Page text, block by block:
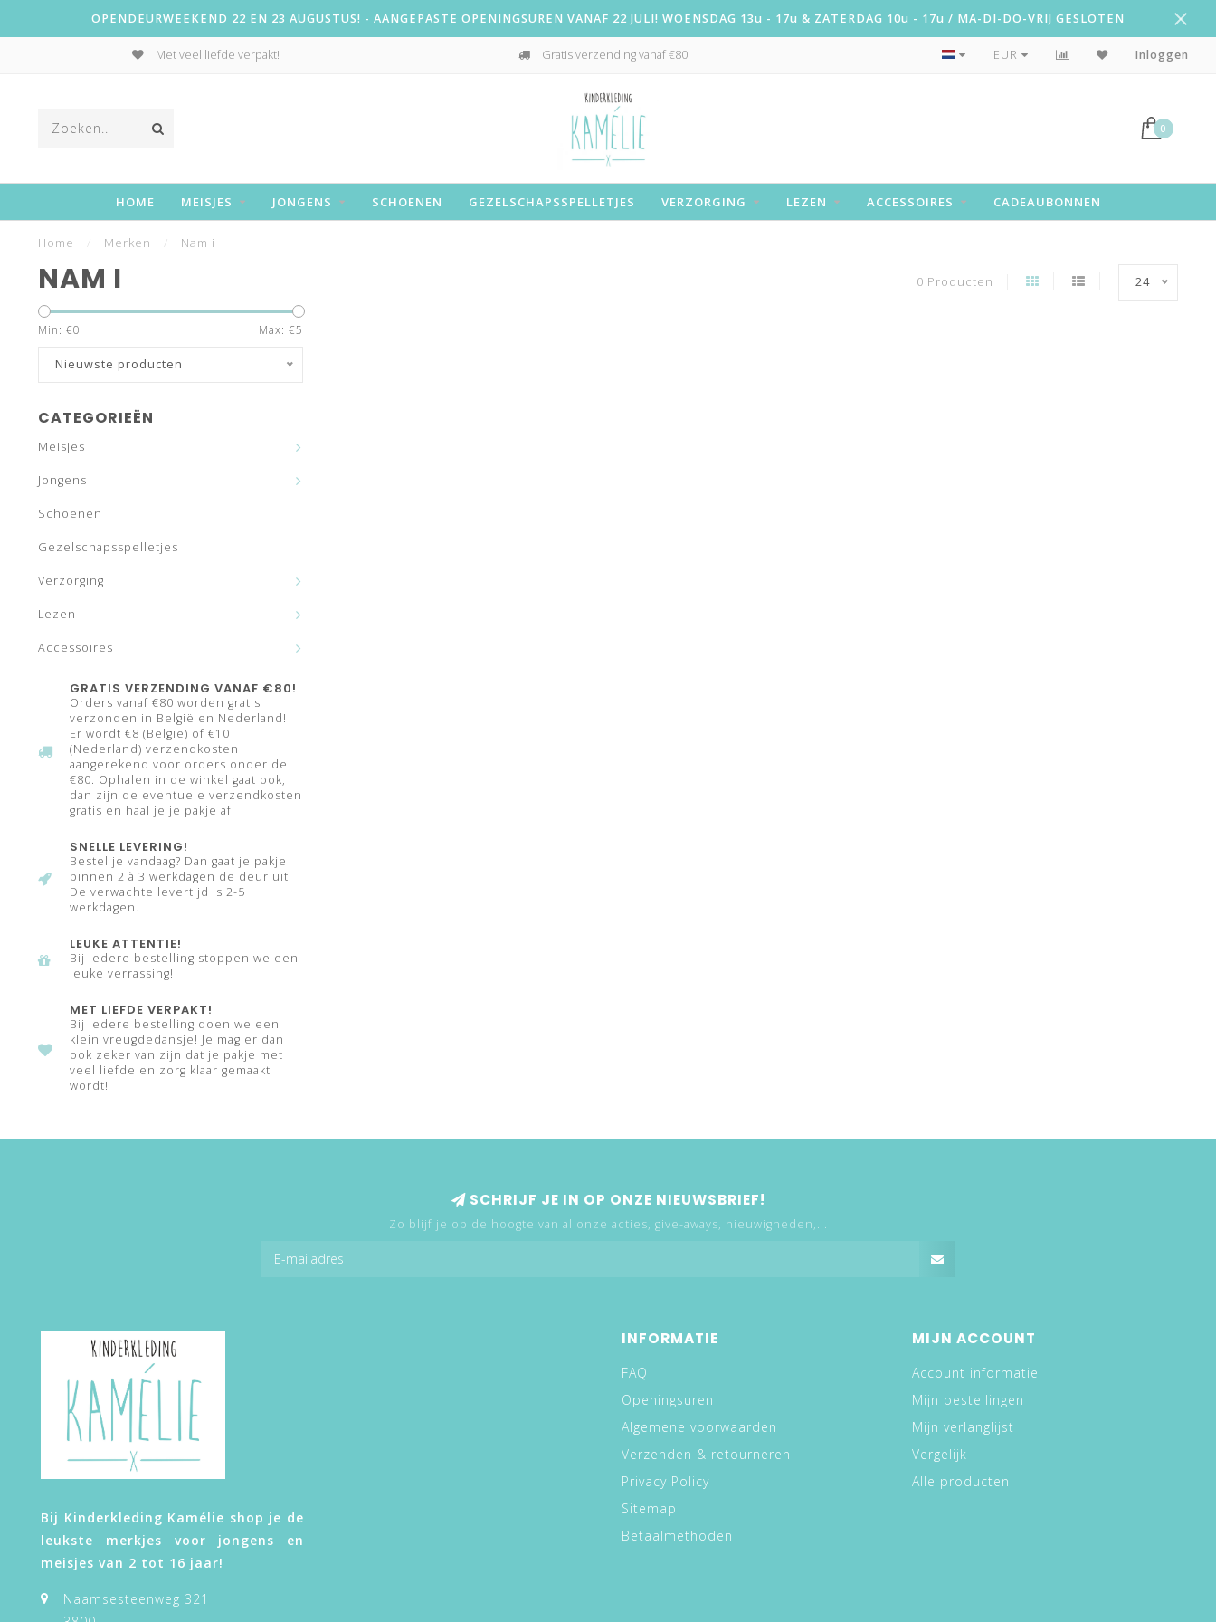
OPENDEURWEEKEND 22 EN 23 AUGUSTUS! - AANGEPASTE OPENINGSUREN VANAF 22 JULI! WOENSDAG 13u - 17u & ZATERDAG 10u - 17u / MA-DI-DO-VRIJ GESLOTEN
Met veel liefde verpakt! Gratis verzending vanaf €80! Snelle levering!
EUR Inloggen
0
HOME MEISJES JONGENS SCHOENEN GEZELSCHAPSSPELLETJES VERZORGING LEZEN ACCESSOIRES CADEAUBONNEN
Home Merken Nam i
NAM I 0 Producten 24
Min: €0 Max: €5
Nieuwste producten
CATEGORIEËN
Meisjes
Jongens
Schoenen
Gezelschapsspelletjes
Verzorging
Lezen
Accessoires
GRATIS VERZENDING VANAF €80!
Orders vanaf €80 worden gratis
verzonden in België en Nederland!
Er wordt €8 (België) of €10
(Nederland) verzendkosten
aangerekend voor orders onder de
€80. Ophalen in de winkel gaat ook,
dan zijn de eventuele verzendkosten
gratis en haal je je pakje af.
SNELLE LEVERING!
Bestel je vandaag? Dan gaat je pakje
binnen 2 à 3 werkdagen de deur uit!
De verwachte levertijd is 2-5
werkdagen.
LEUKE ATTENTIE!
Bij iedere bestelling stoppen we een
leuke verrassing!
MET LIEFDE VERPAKT!
Bij iedere bestelling doen we een
klein vreugdedansje! Je mag er dan
ook zeker van zijn dat je pakje met
veel liefde en zorg klaar gemaakt
wordt!
SCHRIJF JE IN OP ONZE NIEUWSBRIEF!
Zo blijf je op de hoogte van al onze acties, give-aways, nieuwigheden,...
Bij Kinderkleding Kamélie shop je de
leukste merkjes voor jongens en
meisjes van 2 tot 16 jaar!
Naamsesteenweg 321
INFORMATIE
FAQ
Openingsuren
Algemene voorwaarden
Verzenden & retourneren
Privacy Policy
Sitemap
Betaalmethoden
MIJN ACCOUNT
Account informatie
Mijn bestellingen
Mijn verlanglijst
Vergelijk
Alle producten